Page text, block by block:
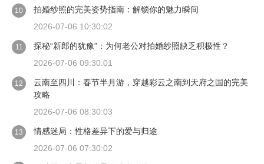
10
拍婚纱照的完美姿势指南：解锁你的魅力瞬间
2026-07-06 10:30:02
11
探秘“新郎的犹豫”：为何老公对拍婚纱照缺乏积极性？
2026-07-06 09:30:01
12
云南至四川：春节半月游，穿越彩云之南到天府之国的完美
攻略
2026-07-06 08:30:03
13
情感迷局：性格差异下的爱与归途
2026-07-06 07:30:02